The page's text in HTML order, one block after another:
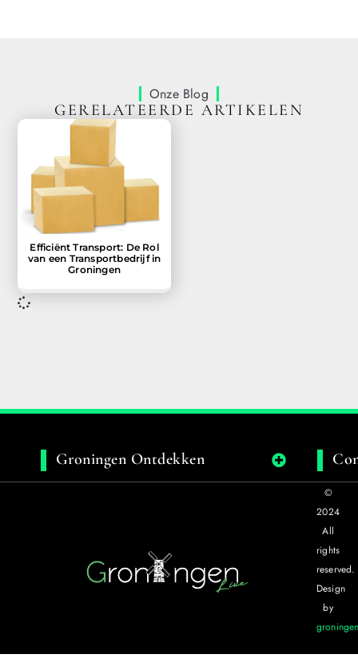
Onze Blog
GERELATEERDE ARTIKELEN
Efficiënt Transport: De Rol
van een Transportbedrijf in
Groningen
Groningen Ontdekken
©
2024
All
rights
reserved.
Design
by